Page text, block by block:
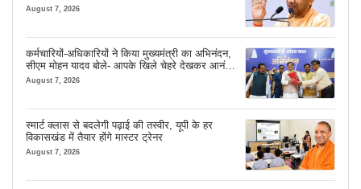
August 7, 2026
कर्मचारियों-अधिकारियों ने किया मुख्यमंत्री का अभिनंदन,
सीएम मोहन यादव बोले- आपके खिले चेहरे देखकर आनंद
आता है
August 7, 2026
स्मार्ट क्लास से बदलेगी पढ़ाई की तस्वीर, यूपी के हर
विकासखंड में तैयार होंगे मास्टर ट्रेनर
August 7, 2026